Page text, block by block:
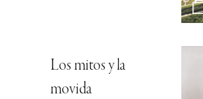
Los mitos y la
movida